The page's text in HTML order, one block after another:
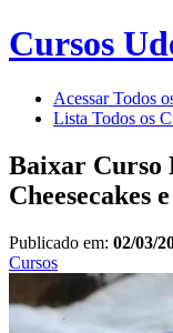
Cursos
Acessar Todos
Lista Todos os
Baixar Curso
Cheesecakes
Publicado em: 02/03/
Cursos